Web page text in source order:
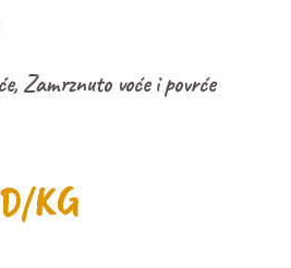
, Zamrznuto voće i povrće
/KG